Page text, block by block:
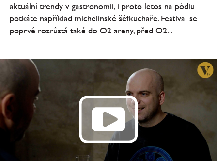
aktuální trendy v gastronomii, i proto letos na pódiu
potkáte například michelinské šéfkuchaře. Festival se
poprvé rozrůstá také do O2 areny, před O2...